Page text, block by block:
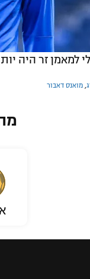
למאמן זר היה
מואנס דאבור